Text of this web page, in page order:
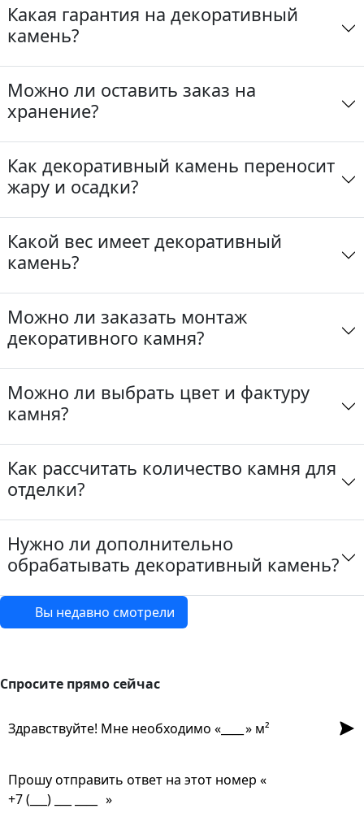
Какая гарантия на декоративный
камень?
Можно ли оставить заказ на
хранение?
Как декоративный камень переносит
жару и осадки?
Какой вес имеет декоративный
камень?
Можно ли заказать монтаж
декоративного камня?
Можно ли выбрать цвет и фактуру
камня?
Как рассчитать количество камня для
отделки?
Нужно ли дополнительно
обрабатывать декоративный камень?
Вы недавно смотрели
Спросите прямо сейчас
Здравствуйте! Мне необходимо « » м²
Прошу отправить ответ на этот номер «
»